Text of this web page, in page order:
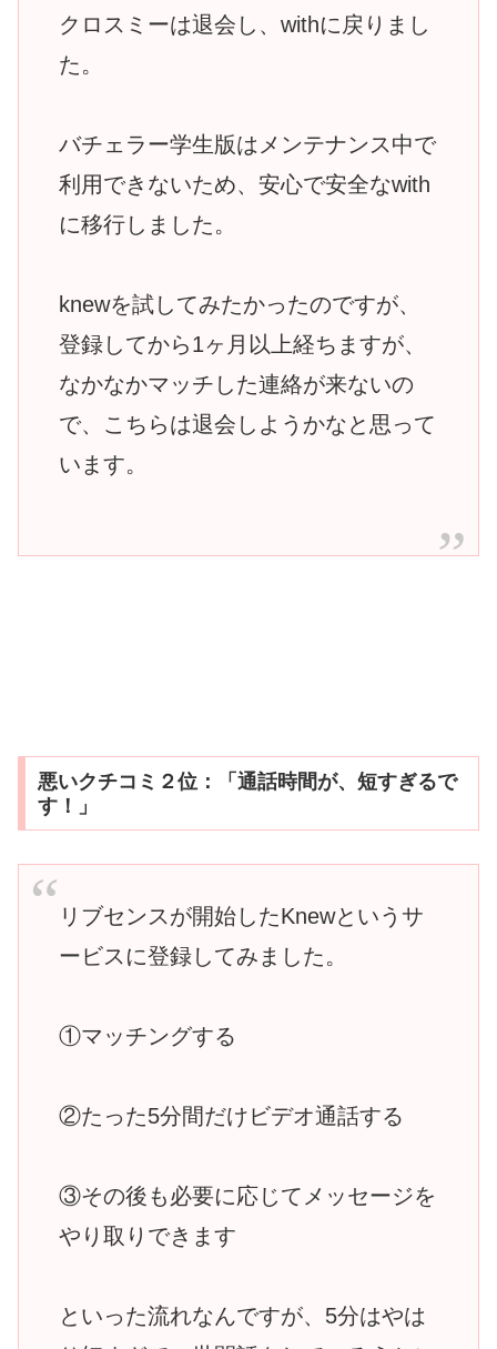
クロスミーは退会し、withに戻りまし
た。
バチェラー学生版はメンテナンス中で
利用できないため、安心で安全なwith
に移行しました。
knewを試してみたかったのですが、
登録してから1ヶ月以上経ちますが、
なかなかマッチした連絡が来ないの
で、こちらは退会しようかなと思って
います。
悪いクチコミ２位：「通話時間が、短すぎるで
す！」
リブセンスが開始したKnewというサ
ービスに登録してみました。
①マッチングする
②たった5分間だけビデオ通話する
③その後も必要に応じてメッセージを
やり取りできます
といった流れなんですが、5分はやは